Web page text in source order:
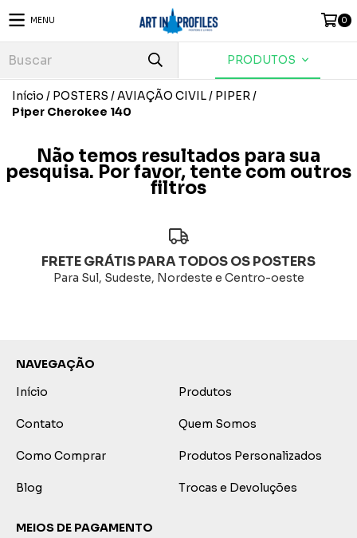
MENU 0
PRODUTOS
Início / POSTERS /AVIAÇÃO CIVIL/ PIPER/
Piper Cherokee 140
Não temos resultados para sua
pesquisa. Por favor, tente com outros
filtros
FRETE GRÁTIS PARA TODOS OS POSTERS
Para Sul, Sudeste, Nordeste e Centro-oeste
NAVEGAÇÃO
Início
Produtos
Contato Quem Somos
Como Comprar Produtos Personalizados
Blog Trocas e Devoluções
MEIOS DE PAGAMENTO